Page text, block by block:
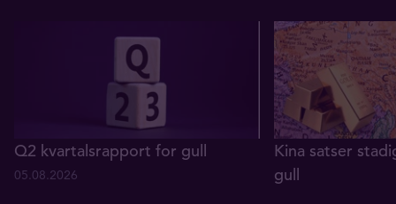
Q2 kvartalsrapport for gull
05.08.2026
Kina satser
gull